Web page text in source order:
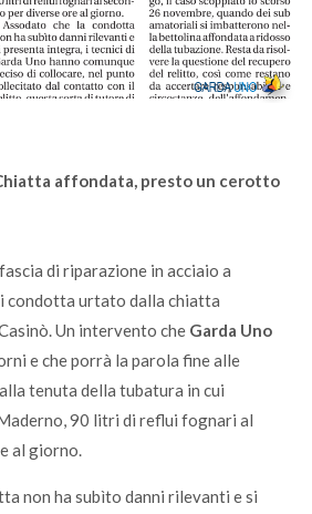
affondata, presto un cerotto
di riparazione in acciaio a
condotta urtato dalla chiatta
Un intervento che Garda Uno
e che porrà la parola fine alle
tenuta della tubatura in cui
90 litri di reflui fognari al
al giorno.
non ha subìto danni rilevanti e si